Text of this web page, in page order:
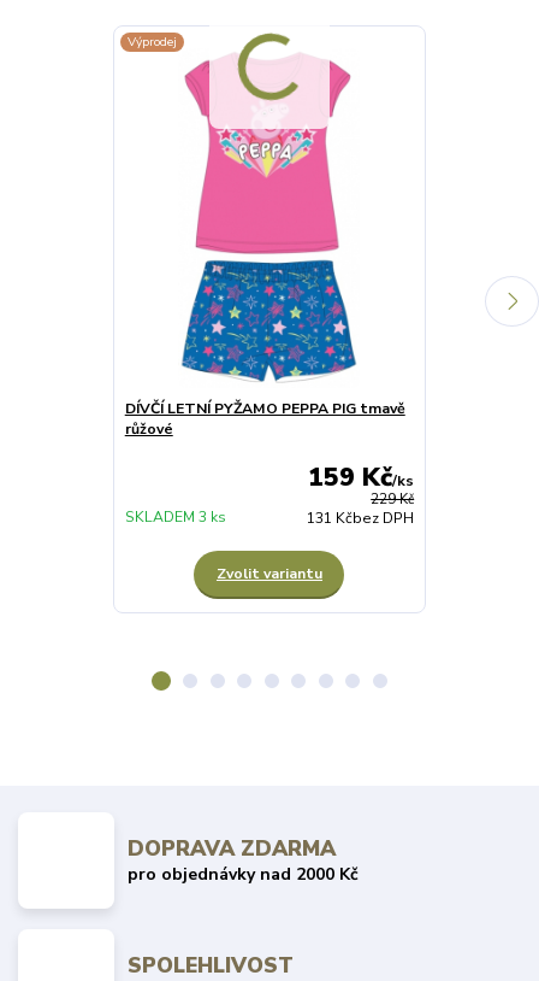
Výprodej
DÍVČÍ LETNÍ PYŽAMO PEPPA PIG tmavě
růžové
229 Kč
159 Kč/ks
131 Kčbez DPH
SKLADEM 3 ks
Zvolit variantu
DOPRAVA ZDARMA
pro objednávky nad 2000 Kč
SPOLEHLIVOST